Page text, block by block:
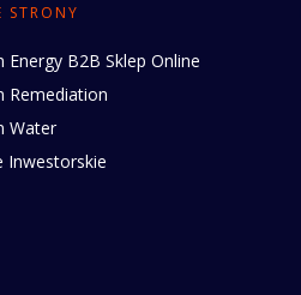
STRONY
Energy B2B Sklep Online
Remediation
Water
Inwestorskie